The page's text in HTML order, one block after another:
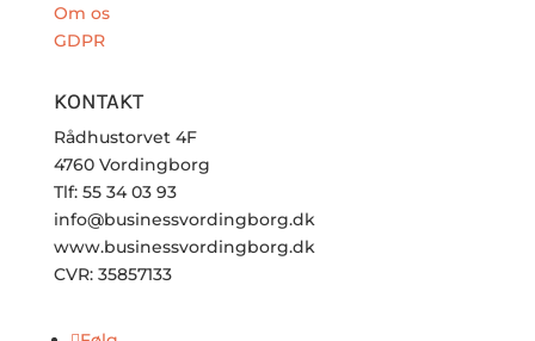
Om os
GDPR
KONTAKT
Rådhustorvet 4F
4760 Vordingborg
Tlf: 55 34 03 93
info@businessvordingborg.dk
www.businessvordingborg.dk
CVR: 35857133